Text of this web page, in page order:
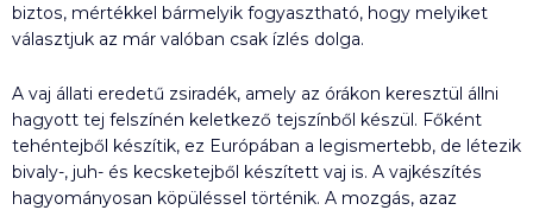
biztos, mértékkel bármelyik fogyasztható, hogy melyiket
választjuk az már valóban csak ízlés dolga.
A vaj állati eredetű zsiradék, amely az órákon keresztül állni
hagyott tej felszínén keletkező tejszínből készül. Főként
tehéntejből készítik, ez Európában a legismertebb, de létezik
bivaly-, juh- és kecsketejből készített vaj is. A vajkészítés
hagyományosan köpüléssel történik. A mozgás, azaz